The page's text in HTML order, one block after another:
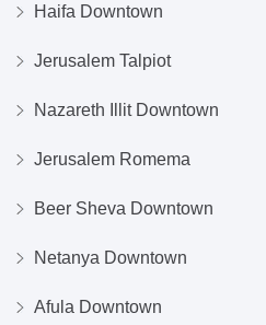
Haifa Downtown
Jerusalem Talpiot
Nazareth Illit Downtown
Jerusalem Romema
Beer Sheva Downtown
Netanya Downtown
Afula Downtown